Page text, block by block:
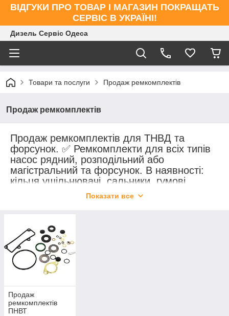
ВІДГУКИ ПРО ТОВАР І МАГАЗИН ПОКРАЩАТЬ
СЕРВІС В УКРАЇНІ!
Дизель Сервіс Одеса
Товари та послуги Продаж ремкомплектів
Продаж ремкомплектів
Продаж ремкомплектів для ТНВД та
форсунок. ✅ Ремкомплекти для всіх типів
насос рядний, розподільний або
магістральний та форсунок. В наявності:
кільця ущільнювачі, сальники, гумові
кільця, прокладки та інші компоненти. 🔧
Показати все
Продаж
ремкомплектів
ПНВТ